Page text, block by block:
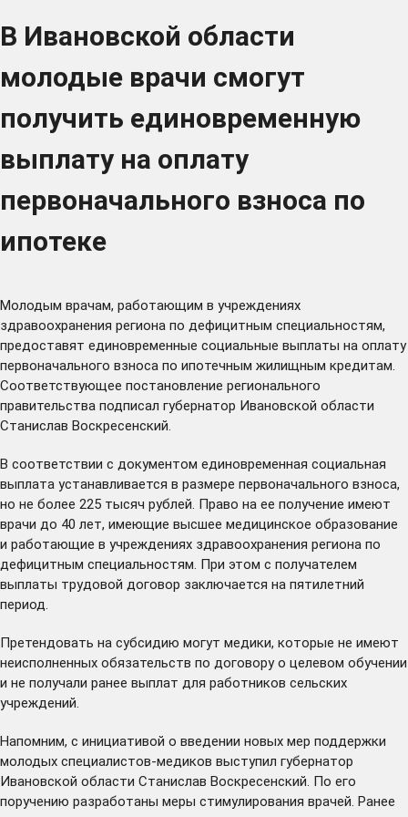
В Ивановской области
молодые врачи смогут
получить единовременную
выплату на оплату
первоначального взноса по
ипотеке
Молодым врачам, работающим в учреждениях
здравоохранения региона по дефицитным специальностям,
предоставят единовременные социальные выплаты на оплату
первоначального взноса по ипотечным жилищным кредитам.
Соответствующее постановление регионального
правительства подписал губернатор Ивановской области
Станислав Воскресенский.
В соответствии с документом единовременная социальная
выплата устанавливается в размере первоначального взноса,
но не более 225 тысяч рублей. Право на ее получение имеют
врачи до 40 лет, имеющие высшее медицинское образование
и работающие в учреждениях здравоохранения региона по
дефицитным специальностям. При этом с получателем
выплаты трудовой договор заключается на пятилетний
период.
Претендовать на субсидию могут медики, которые не имеют
неисполненных обязательств по договору о целевом обучении
и не получали ранее выплат для работников сельских
учреждений.
Напомним, с инициативой о введении новых мер поддержки
молодых специалистов-медиков выступил губернатор
Ивановской области Станислав Воскресенский. По его
поручению разработаны меры стимулирования врачей. Ранее